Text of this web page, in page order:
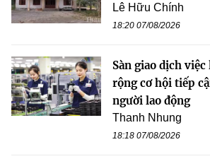
Lê Hữu Chính
18:20 07/08/2026
Sàn giao dịch
rộng cơ hội tiếp
người lao động
Thanh Nhung
18:18 07/08/2026